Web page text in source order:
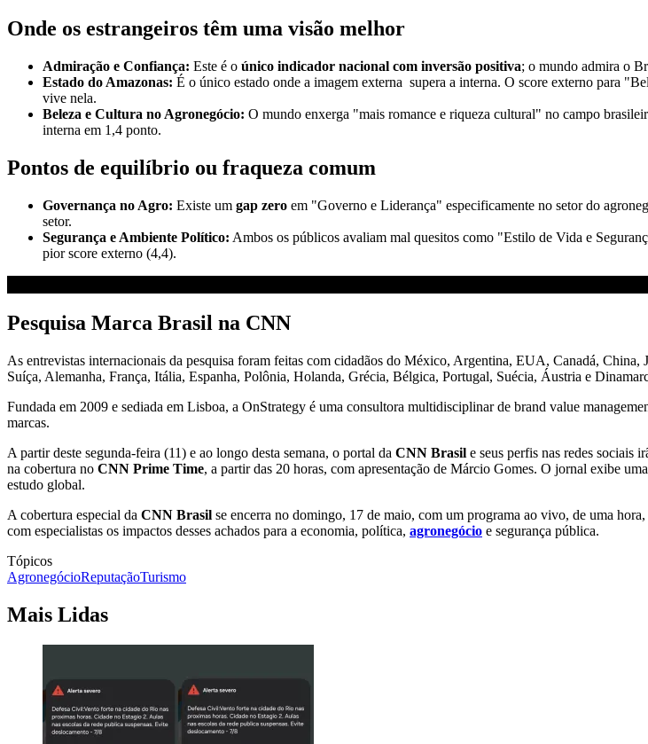
Onde os estrangeiros têm uma visão melhor
Admiração e Confiança: Este é o único indicador nacional com inversão positiva; o mundo admira o
Estado do Amazonas: É o único estado onde a imagem externa supera a interna. O score externo para
vive nela.
Beleza e Cultura no Agronegócio: O mundo enxerga "mais romance e riqueza cultural" no campo
interna em 1,4 ponto.
Pontos de equilíbrio ou fraqueza comum
Governança no Agro: Existe um gap zero em "Governo e Liderança" especificamente no setor do
setor.
Segurança e Ambiente Político: Ambos os públicos avaliam mal quesitos como "Estilo de Vida e
pior score externo (4,4).
Pesquisa Marca Brasil na CNN
As entrevistas internacionais da pesquisa foram feitas com cidadãos do México, Argentina, EUA, Canadá,
Suíça, Alemanha, França, Itália, Espanha, Polônia, Holanda, Grécia, Bélgica, Portugal, Suécia, Áustria e
Fundada em 2009 e sediada em Lisboa, a OnStrategy é uma consultora multidisciplinar de brand value
marcas.
A partir deste segunda-feira (11) e ao longo desta semana, o portal da CNN Brasil e seus perfis nas redes sociais
na cobertura no CNN Prime Time, a partir das 20 horas, com apresentação de Márcio Gomes. O jornal exibe
estudo global.
A cobertura especial da CNN Brasil se encerra no domingo, 17 de maio, com um programa ao vivo, de uma
com especialistas os impactos desses achados para a economia, política, agronegócio e segurança pública.
Tópicos
AgronegócioReputaçãoTurismo
Mais Lidas